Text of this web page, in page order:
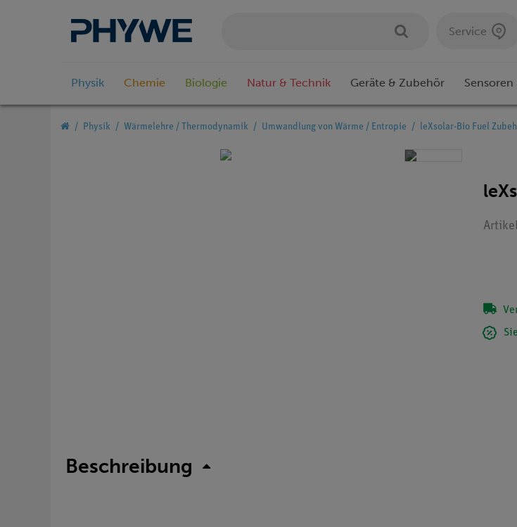
Service
Physik Chemie Biologie Natur & Technik Geräte & Zubehör Sensoren
Physik Wärmelehre / Thermodynamik Umwandlung von Wärme / Entropie leXsolar-Bio Fuel
Beschreibung